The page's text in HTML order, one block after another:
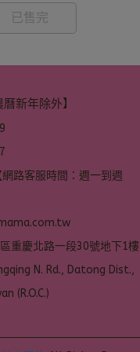
已售完
新年除外】
路客服時間：週一到週
重慶北路一段30號地下1樓
N. Rd., Datong Dist.,
(R.O.C.)